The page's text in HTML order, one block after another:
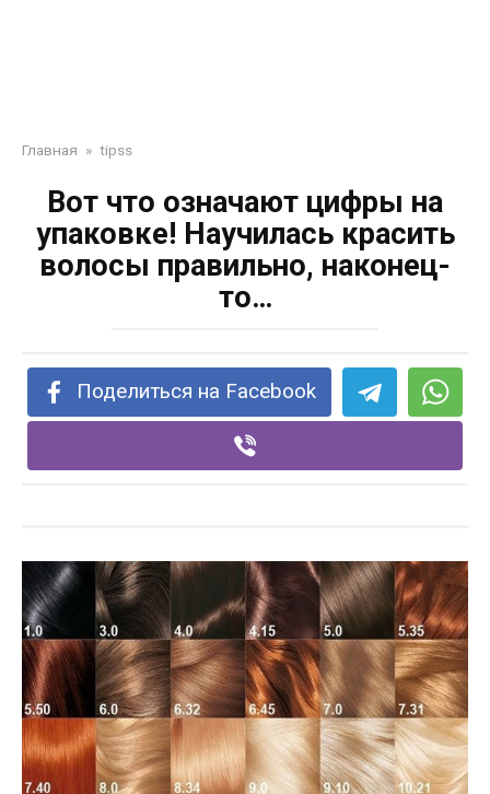
Главная » tipss
Вот что означают цифры на
упаковке! Научилась красить
волосы правильно, наконец-
то…
Поделиться на Facebook